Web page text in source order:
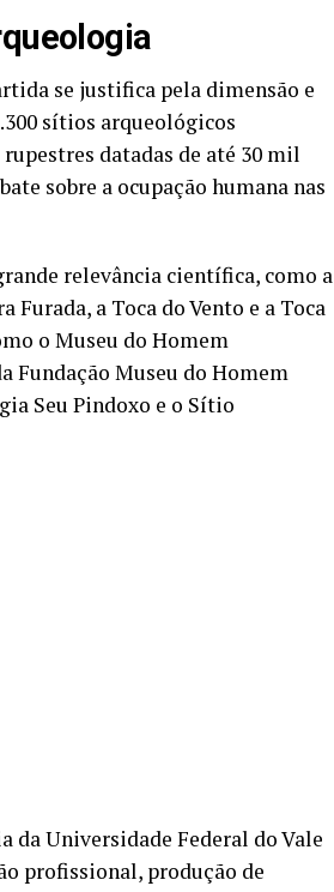
se justifica pela dimensão e
sítios arqueológicos
datadas de até 30 mil
sobre a ocupação humana nas
relevância científica, como a
Furada, a Toca do Vento e a Toca
o Museu do Homem
Fundação Museu do Homem
Seu Pindoxo e o Sítio
da Universidade Federal do Vale
profissional, produção de